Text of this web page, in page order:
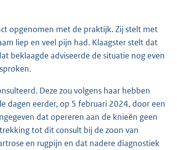
opgenomen met de praktijk. Zij stelt met
liep en veel pijn had. Klaagster stelt dat
beklaagde adviseerde de situatie nog even
Deze zou volgens haar hebben
dagen eerder, op 5 februari 2024, door een
dat opereren aan de knieën geen
tot dit consult bij de zoon van
en rugpijn en dat nadere diagnostiek